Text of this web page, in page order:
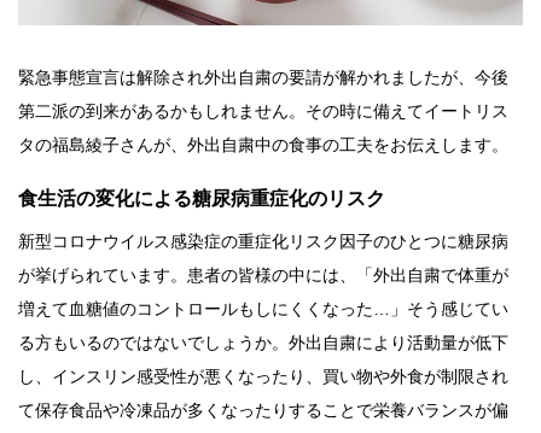
緊急事態宣言は解除され外出自粛の要請が解かれましたが、今後
第二派の到来があるかもしれません。その時に備えてイートリス
タの福島綾子さんが、外出自粛中の食事の工夫をお伝えします。
食生活の変化による糖尿病重症化のリスク
新型コロナウイルス感染症の重症化リスク因子のひとつに糖尿病
が挙げられています。患者の皆様の中には、「外出自粛で体重が
増えて血糖値のコントロールもしにくくなった…」そう感じてい
る方もいるのではないでしょうか。外出自粛により活動量が低下
し、インスリン感受性が悪くなったり、買い物や外食が制限され
て保存食品や冷凍品が多くなったりすることで栄養バランスが偏